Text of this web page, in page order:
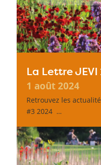
La Lettre
1 août 2024
Retrouvez les
#3 2024 …